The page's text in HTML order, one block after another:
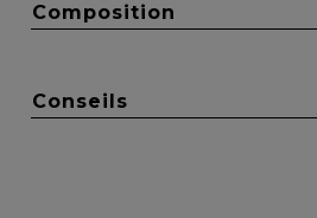
Composition
Conseils